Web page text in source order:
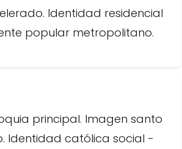
Identidad residencial
popular metropolitano.
principal. Imagen santo
Identidad católica social -